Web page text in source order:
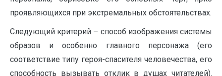
проявляющихся при экстремальных обстоятельствах.
Следующий критерий – способ изображения системы
образов и особенно главного персонажа (его
соответствие типу героя-спасителя человечества, его
способность вызывать отклик в душах читателей).